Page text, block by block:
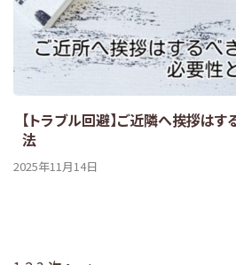
【トラブル回避】ご近隣へ挨拶は
法
2025年11月14日